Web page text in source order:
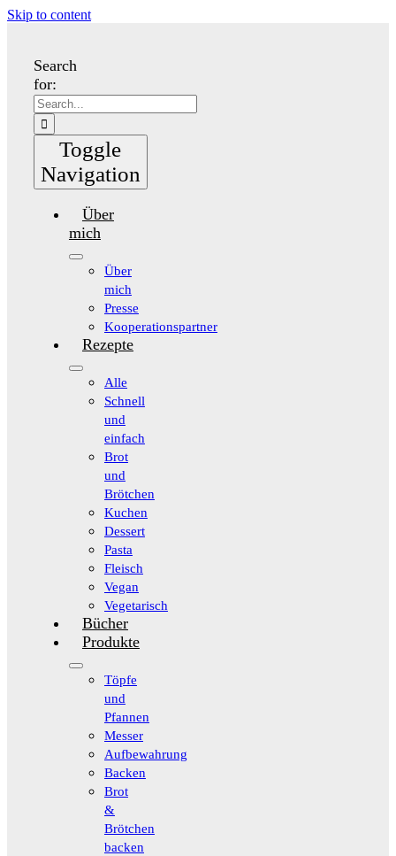
Skip to content
Search
for:
Toggle
Navigation
Über
mich
Über
mich
Presse
Kooperationspartner
Rezepte
Alle
Schnell
und
einfach
Brot
und
Brötchen
Kuchen
Dessert
Pasta
Fleisch
Vegan
Vegetarisch
Bücher
Produkte
Töpfe
und
Pfannen
Messer
Aufbewahrung
Backen
Brot
&
Brötchen
backen